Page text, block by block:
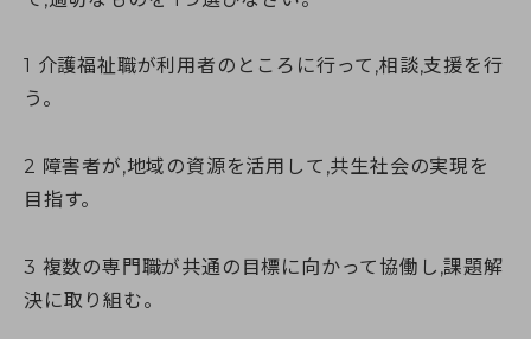
1 介護福祉職が利用者のところに行って,相談,支援を行
う。
2 障害者が,地域の資源を活用して,共生社会の実現を
目指す。
3 複数の専門職が共通の目標に向かって協働し,課題解
決に取り組む。